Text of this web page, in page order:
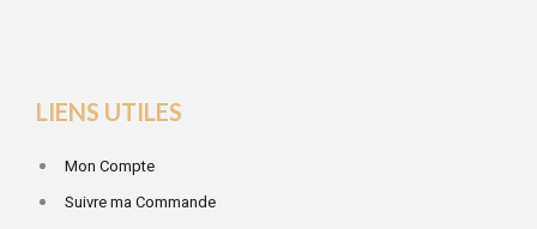
LIENS UTILES
Mon Compte
Suivre ma Commande